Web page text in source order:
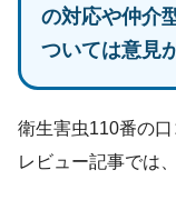
の対応や仲介
ついては意見
衛生害虫110番の
レビュー記事では